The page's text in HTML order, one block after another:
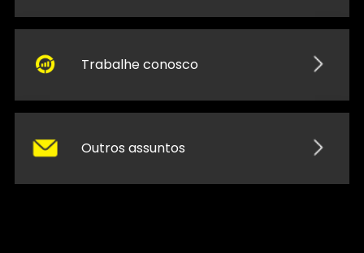
Trabalhe conosco
Outros assuntos